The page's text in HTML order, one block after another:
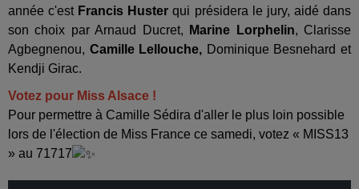
année c'est Francis Husterqui présidera le jury, aidé dans
son choix par Arnaud Ducret,
Marine Lorphelin, Clarisse
Agbegnenou, Camille Lellouche, Dominique Besnehard et
Kendji Girac.
Votez pour Miss Alsace !
Pour permettre à Camille Sédira d'aller le plus loin possible
lors de l'élection de Miss France ce samedi, votez « MISS13
» au 71717